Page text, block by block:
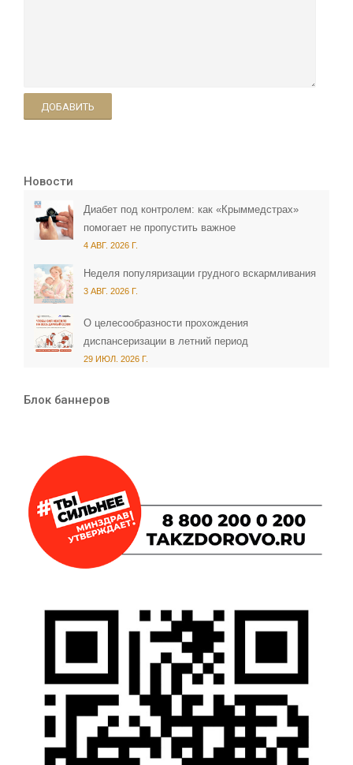
ДОБАВИТЬ
Новости
Диабет под контролем: как «Крыммедстрах»
помогает не пропустить важное
4 АВГ. 2026 Г.
Неделя популяризации грудного вскармливания
3 АВГ. 2026 Г.
О целесообразности прохождения
диспансеризации в летний период
29 ИЮЛ. 2026 Г.
Блок баннеров